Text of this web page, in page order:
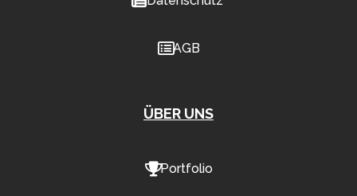
AGB
ÜBER UNS
Portfolio